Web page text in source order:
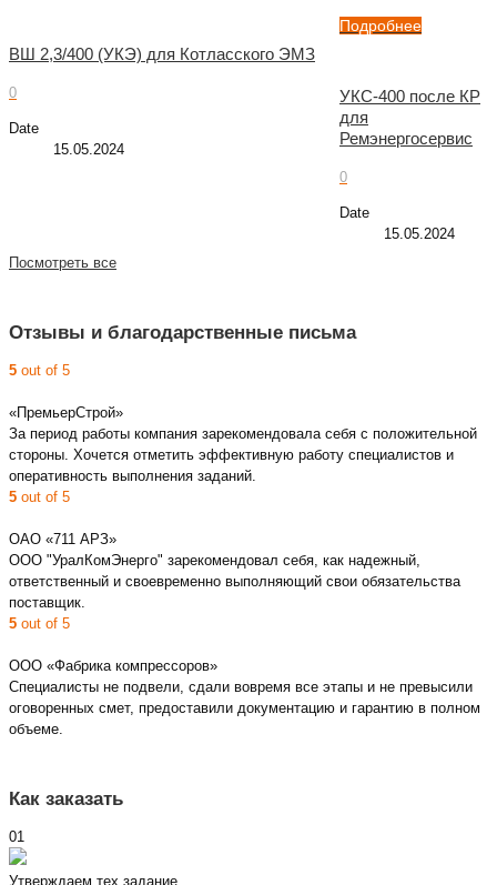
ВШ 2,3/400 (УКЭ) для Котласского ЭМЗ
0
Date
15.05.2024
Подробнее
УКС-400 после КР
для
Ремэнергосервис
0
Date
15.05.2024
Посмотреть все
Отзывы и благодарственные письма
5 out of 5
«ПремьерСтрой»
За период работы компания зарекомендовала себя с положительной
стороны. Хочется отметить эффективную работу специалистов и
оперативность выполнения заданий.
5 out of 5
ОАО «711 АРЗ»
ООО "УралКомЭнерго" зарекомендовал себя, как надежный,
ответственный и своевременно выполняющий свои обязательства
поставщик.
5 out of 5
ООО «Фабрика компрессоров»
Специалисты не подвели, сдали вовремя все этапы и не превысили
оговоренных смет, предоставили документацию и гарантию в полном
объеме.
Как заказать
01
Утверждаем тех задание